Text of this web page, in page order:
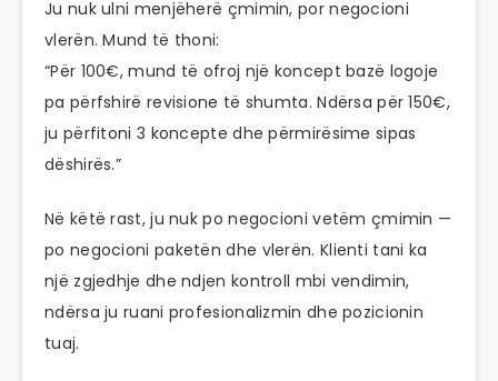
Ju nuk ulni menjëherë çmimin, por negocioni
vlerën. Mund të thoni:
“Për 100€, mund të ofroj një koncept bazë logoje
pa përfshirë revisione të shumta. Ndërsa për 150€,
ju përfitoni 3 koncepte dhe përmirësime sipas
dëshirës.”
Në këtë rast, ju nuk po negocioni vetëm çmimin —
po negocioni paketën dhe vlerën. Klienti tani ka
një zgjedhje dhe ndjen kontroll mbi vendimin,
ndërsa ju ruani profesionalizmin dhe pozicionin
tuaj.